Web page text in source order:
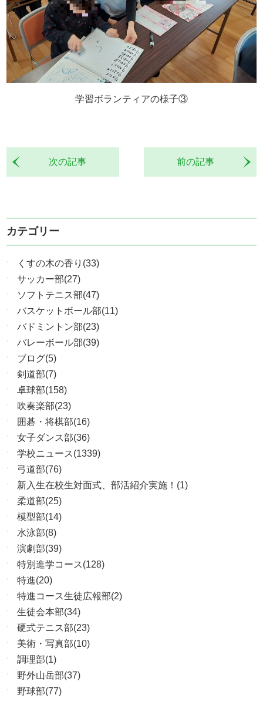
学習ボランティアの様子③
前の記事
次の記事
カテゴリー
くすの木の香り(33)
サッカー部(27)
ソフトテニス部(47)
バスケットボール部(11)
バドミントン部(23)
バレーボール部(39)
ブログ(5)
剣道部(7)
卓球部(158)
吹奏楽部(23)
囲碁・将棋部(16)
女子ダンス部(36)
学校ニュース(1339)
弓道部(76)
新入生在校生対面式、部活紹介実施！(1)
柔道部(25)
模型部(14)
水泳部(8)
演劇部(39)
特別進学コース(128)
特進(20)
特進コース生徒広報部(2)
生徒会本部(34)
硬式テニス部(23)
美術・写真部(10)
調理部(1)
野外山岳部(37)
野球部(77)